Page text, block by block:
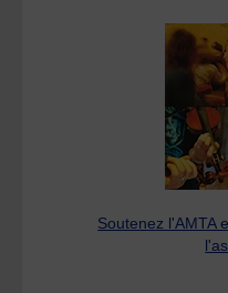
Soutenez l'AMTA